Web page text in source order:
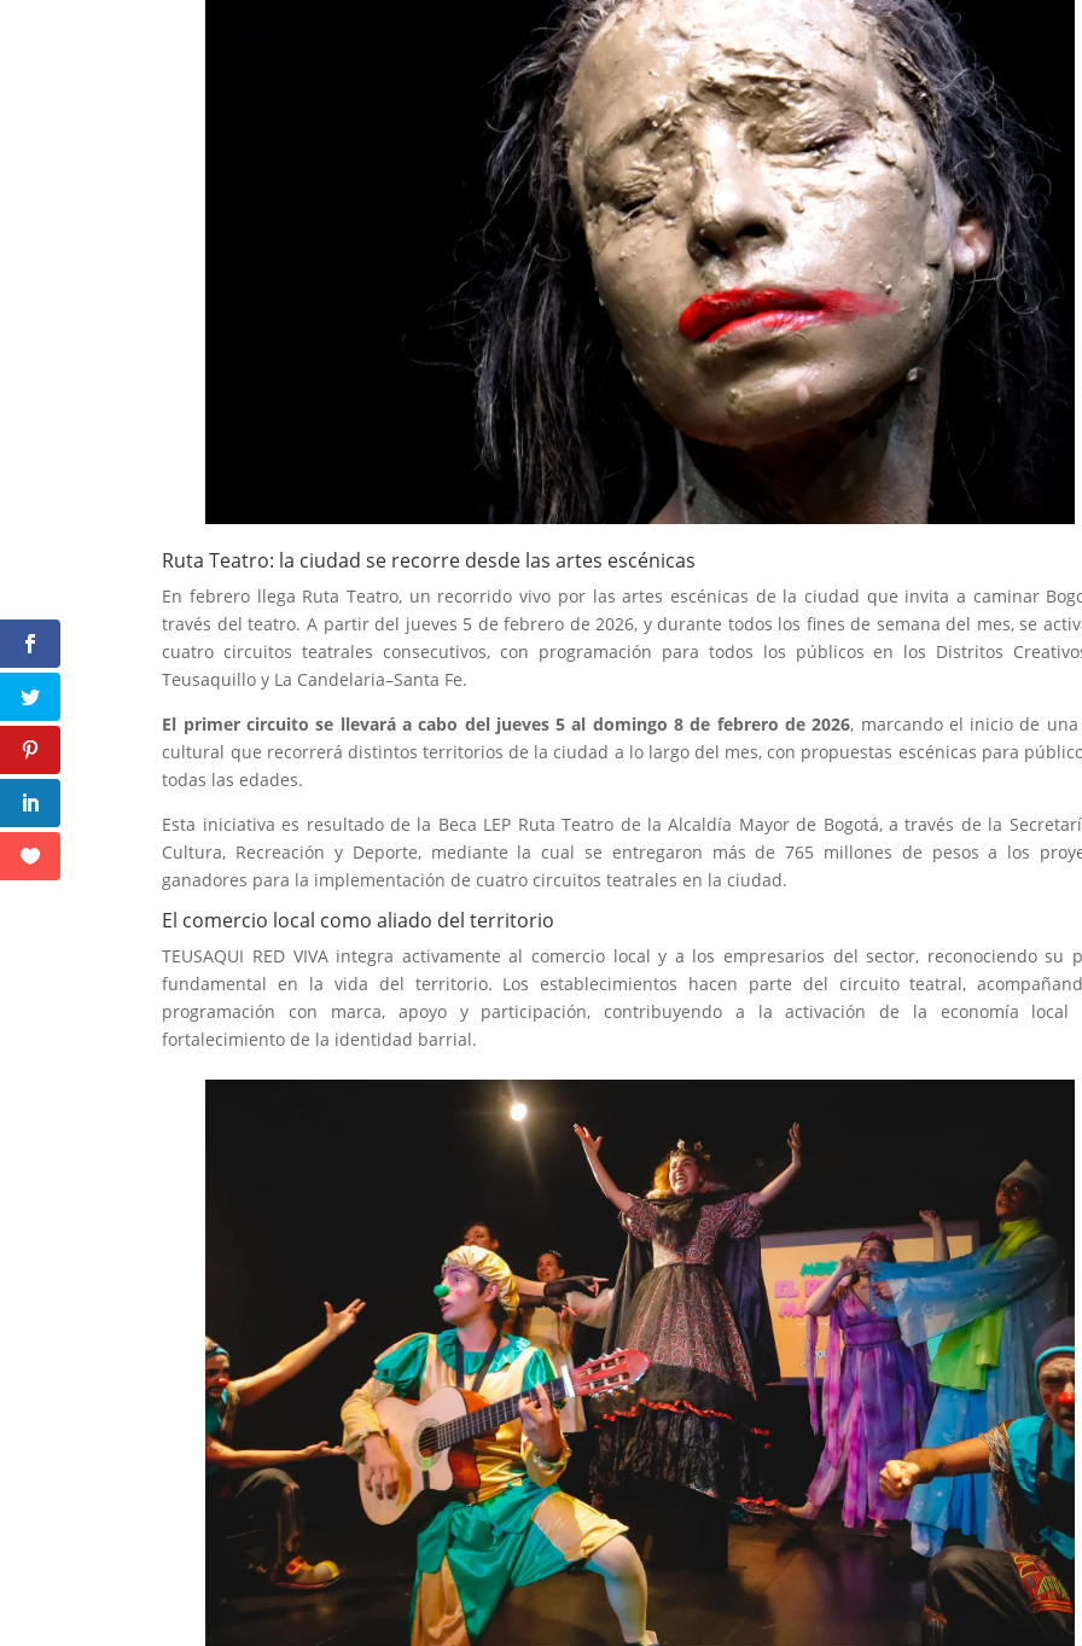
Ruta Teatro: la ciudad se recorre desde las artes escénicas
En febrero llega Ruta Teatro, un recorrido vivo por las artes escénicas de la ciudad que invita a caminar
través del teatro. A partir del jueves 5 de febrero de 2026, y durante todos los fines de semana del mes, se
cuatro circuitos teatrales consecutivos, con programación para todos los públicos en los Distritos
Teusaquillo y La Candelaria–Santa Fe.
El primer circuito se llevará a cabo del jueves 5 al domingo 8 de febrero de 2026, marcando el inicio de
cultural que recorrerá distintos territorios de la ciudad a lo largo del mes, con propuestas escénicas para
todas las edades.
Esta iniciativa es resultado de la Beca LEP Ruta Teatro de la Alcaldía Mayor de Bogotá, a través de la
Cultura, Recreación y Deporte, mediante la cual se entregaron más de 765 millones de pesos a los
ganadores para la implementación de cuatro circuitos teatrales en la ciudad.
El comercio local como aliado del territorio
TEUSAQUI RED VIVA integra activamente al comercio local y a los empresarios del sector, reconociendo su
fundamental en la vida del territorio. Los establecimientos hacen parte del circuito teatral,
programación con marca, apoyo y participación, contribuyendo a la activación de la economía
fortalecimiento de la identidad barrial.